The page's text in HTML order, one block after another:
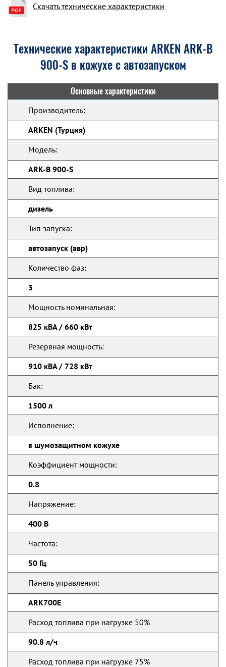
Скачать технические характеристики
Технические характеристики ARKEN ARK-B
900-S в кожухе с автозапуском
Основные характеристики
Производитель:
ARKEN (Турция)
Модель:
ARK-B 900-S
Вид топлива:
дизель
Тип запуска:
автозапуск (авр)
Количество фаз:
3
Мощность номинальная:
825 кВА / 660 кВт
Резервная мощность:
910 кВА / 728 кВт
Бак:
1500 л
Исполнение:
в шумозащитном кожухе
Коэффициент мощности:
0.8
Напряжение:
400 В
Частота:
50 Гц
Панель управления:
ARK700E
Расход топлива при нагрузке 50%
90.8 л/ч
Расход топлива при нагрузке 75%